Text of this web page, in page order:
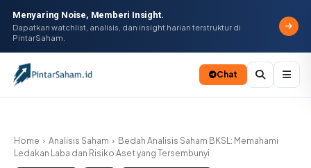
Menyaring Noise, Memberi Insight.
Dapatkan watchlist, analisis, dan insight harian terstruktur di
PintarSaham.
Chat
Home
Analisis Saham
Bedah Analisis Saham BKSL: Memahami
Ledakan Laba dan Risiko Aset yang Tersembunyi